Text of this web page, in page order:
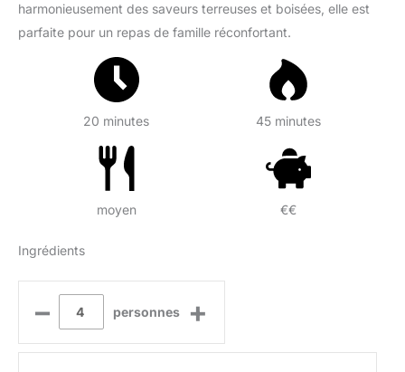
harmonieusement des saveurs terreuses et boisées, elle est
parfaite pour un repas de famille réconfortant.
20 minutes 45 minutes
moyen €€
Ingrédients
– personnes +